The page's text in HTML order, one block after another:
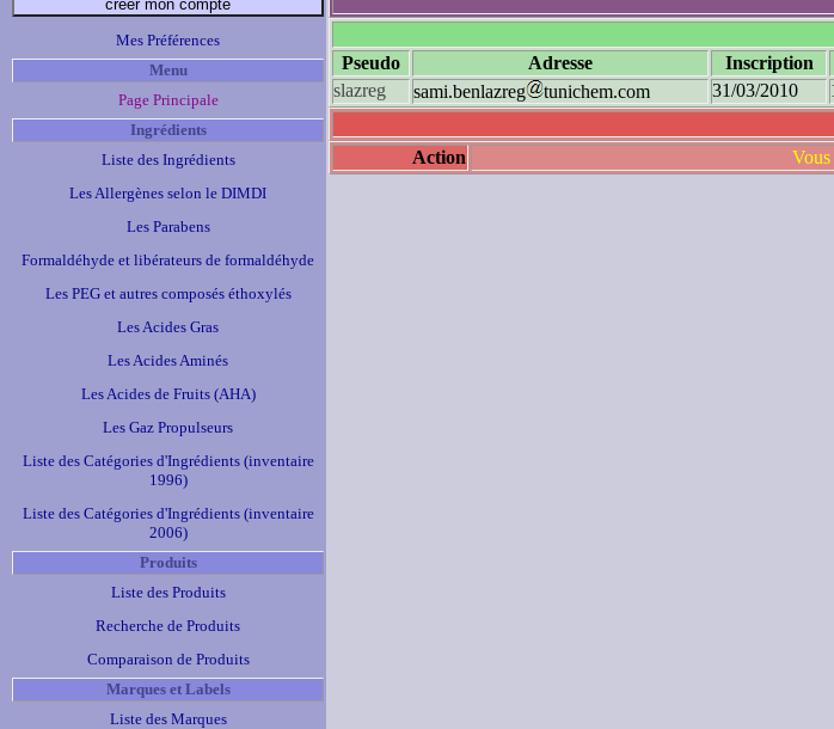
Mes Préférences
Menu
Page Principale
Ingrédients
Liste des Ingrédients
Les Allergènes selon le DIMDI
Les Parabens
Formaldéhyde et libérateurs de formaldéhyde
Les PEG et autres composés éthoxylés
Les Acides Gras
Les Acides Aminés
Les Acides de Fruits (AHA)
Les Gaz Propulseurs
Liste des Catégories d'Ingrédients (inventaire
1996)
Liste des Catégories d'Ingrédients (inventaire
2006)
Produits
Liste des Produits
Recherche de Produits
Comparaison de Produits
Marques et Labels
Liste des Marques
Pseudo
Adresse Inscription
slazreg
sami.benlazreg tunichem.com 31/03/2010
Action